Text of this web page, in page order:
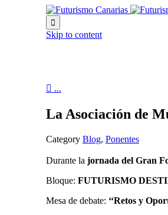

Skip to content
 ...
La Asociación de
Category Blog, Ponentes
Durante la jornada del Gran
Bloque: FUTURISMO
Mesa de debate: ‘‘Retos y